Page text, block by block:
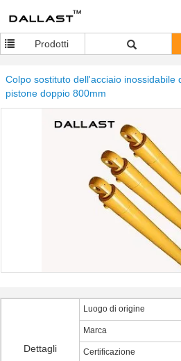
Prodotti
Colpo sostituto dell'acciaio inossidabile
pistone doppio 800mm
Dettagli
Luogo di origine
Marca
Certificazione